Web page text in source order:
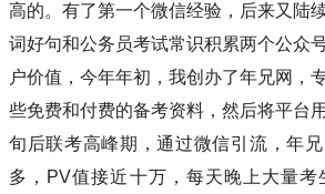
高的。有了第一个微信经验，后来又陆
词好句和公务员考试常识积累两个公众
户价值，今年年初，我创办了年兄网，
些免费和付费的备考资料，然后将平台
旬后联考高峰期，通过微信引流，年
多，PV值接近十万，每天晚上大量